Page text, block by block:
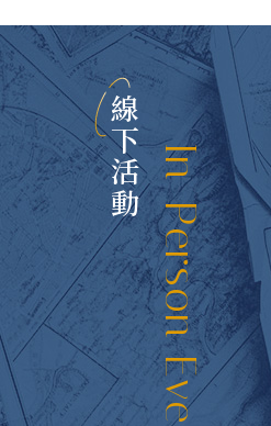
線下活動In-Person Events